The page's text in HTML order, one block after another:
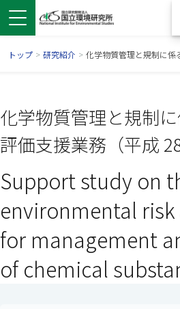
ドウで開きます）
ンドウで開きます）
ウインドウで開きます）
トップ > 研究紹介 > 化学物質管理と規制に係
化学物質管理と規制
評価支援業務（平成 28
Support study on
environmental
for management
of chemical